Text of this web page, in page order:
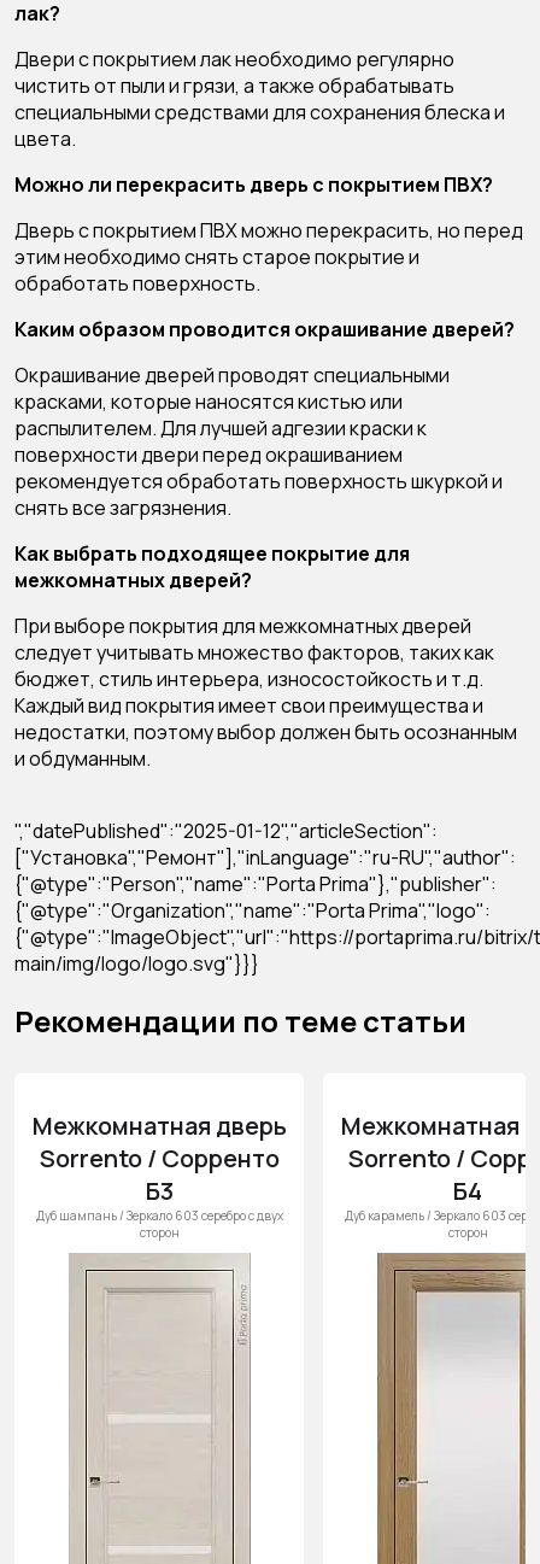
лак?
Двери с покрытием лак необходимо регулярно
чистить от пыли и грязи, а также обрабатывать
специальными средствами для сохранения блеска и
цвета.
Можно ли перекрасить дверь с покрытием ПВХ?
Дверь с покрытием ПВХ можно перекрасить, но перед
этим необходимо снять старое покрытие и
обработать поверхность.
Каким образом проводится окрашивание дверей?
Окрашивание дверей проводят специальными
красками, которые наносятся кистью или
распылителем. Для лучшей адгезии краски к
поверхности двери перед окрашиванием
рекомендуется обработать поверхность шкуркой и
снять все загрязнения.
Как выбрать подходящее покрытие для
межкомнатных дверей?
При выборе покрытия для межкомнатных дверей
следует учитывать множество факторов, таких как
бюджет, стиль интерьера, износостойкость и т.д.
Каждый вид покрытия имеет свои преимущества и
недостатки, поэтому выбор должен быть осознанным
и обдуманным.
","datePublished":"2025-01-12","articleSection":
["Установка","Ремонт"],"inLanguage":"ru-RU","author":
{"@type":"Person","name":"Porta Prima"},"publisher":
{"@type":"Organization","name":"Porta Prima","logo":
{"@type":"ImageObject","url":"https://portaprima.ru/
main/img/logo/logo.svg"}}}
Рекомендации по теме статьи
Межкомнатная дверь
Sorrento / Сорренто
Б3
Дуб шампань / Зеркало 603 серебро с двух
сторон
Межкомнатная
Sorrento /
Б4
Дуб карамель / Зеркало 603
сторон